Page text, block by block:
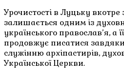
Урочистості в Луцьку
залишається одним із
українського православ’я, а
продовжує писатися
служінню архіпастирів,
Української Церкви.